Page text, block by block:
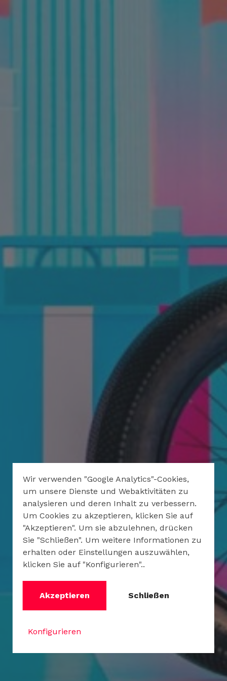
Wir verwenden "Google Analytics"-Cookies,
um unsere Dienste und Webaktivitäten zu
analysieren und deren Inhalt zu verbessern.
Um Cookies zu akzeptieren, klicken Sie auf
"Akzeptieren". Um sie abzulehnen, drücken
Sie "Schließen". Um weitere Informationen zu
erhalten oder Einstellungen auszuwählen,
klicken Sie auf "Konfigurieren"..
Akzeptieren Schließen
Konfigurieren